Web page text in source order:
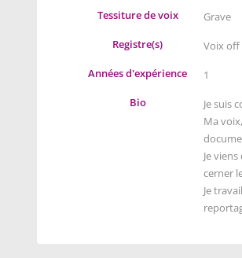
Tessiture de voix
Grave
Registre(s)
Voix off
Années d'expérience
1
Bio
Je suis
Ma voix,
Je
cerner
Je